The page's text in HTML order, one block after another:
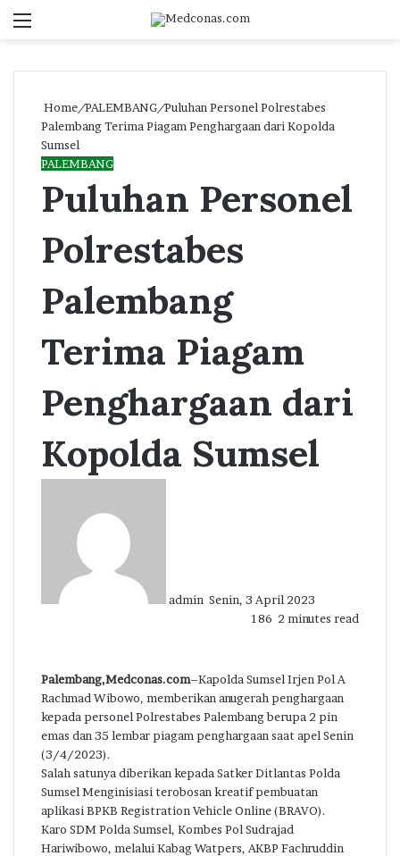
Menu
Home/PALEMBANG/Puluhan Personel Polrestabes
Palembang Terima Piagam Penghargaan dari Kopolda
Sumsel
PALEMBANG
Puluhan Personel
Polrestabes
Palembang
Terima Piagam
Penghargaan dari
Kopolda Sumsel
admin Senin, 3 April 2023
186 2 minutes read
Palembang,Medconas.com–Kapolda Sumsel Irjen Pol A
Rachmad Wibowo, memberikan anugerah penghargaan
kepada personel Polrestabes Palembang berupa 2 pin
emas dan 35 lembar piagam penghargaan saat apel Senin
(3/4/2023).
Salah satunya diberikan kepada Satker Ditlantas Polda
Sumsel Menginisiasi terobosan kreatif pembuatan
aplikasi BPKB Registration Vehicle Online (BRAVO).
Karo SDM Polda Sumsel, Kombes Pol Sudrajad
Hariwibowo, melalui Kabag Watpers, AKBP Fachruddin